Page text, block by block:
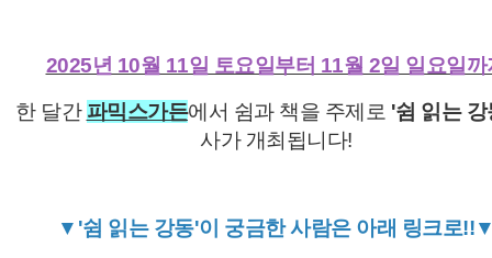
2025년 10월 11일 토요일부터 11월 2일 일요일까
한 달간 파믹스가든에서 쉼과 책을 주제로 '쉼 읽는 강
사가 개최됩니다!
▼'쉼 읽는 강동'이 궁금한 사람은 아래 링크로